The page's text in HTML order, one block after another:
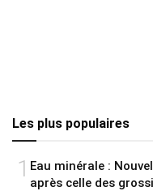
Les plus populaires
1 Eau minérale :
après celle des